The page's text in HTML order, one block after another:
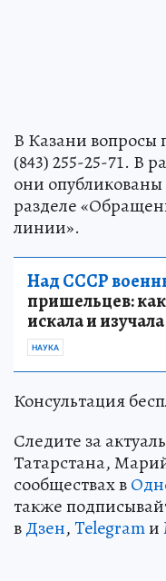
В Казани вопросы
(843) 255-25-71. В
они опубликованы
разделе
линии».
Над СССР
пришельцев: как
искала и
НАУКА
Консультация
Следите за
Татарстана,
сообществах в
также
вДзен,Telegramи